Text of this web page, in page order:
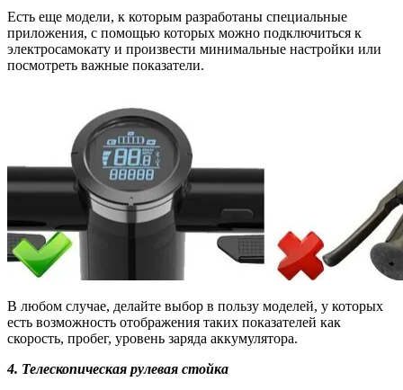
Есть еще модели, к которым разработаны специальные
приложения, с помощью которых можно подключиться к
электросамокату и произвести минимальные настройки или
посмотреть важные показатели.
В любом случае, делайте выбор в пользу моделей, у которых
есть возможность отображения таких показателей как
скорость, пробег, уровень заряда аккумулятора.
4. Телескопическая рулевая стойка